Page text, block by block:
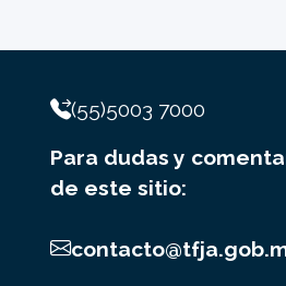
(55)5003 7000
Para dudas y
de este sitio: